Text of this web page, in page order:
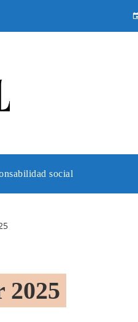
social
2025